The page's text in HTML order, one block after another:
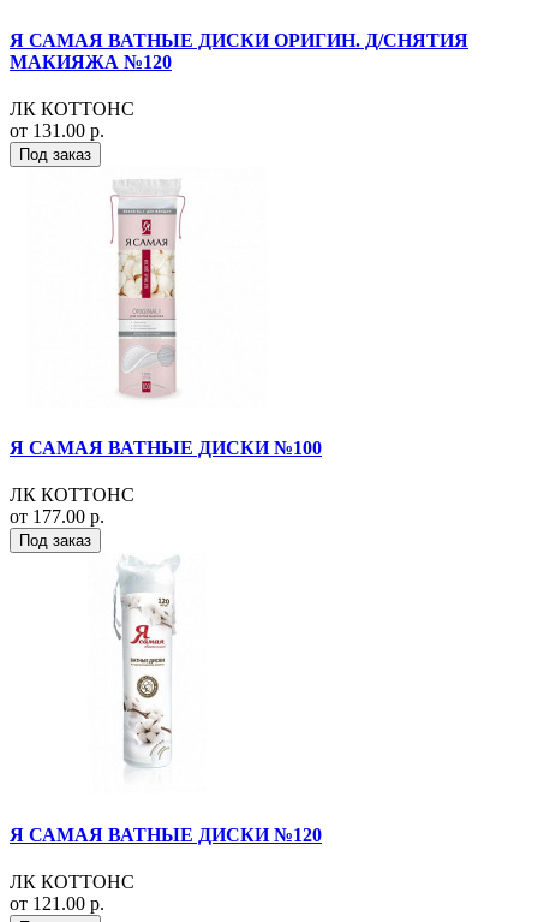
Я САМАЯ ВАТНЫЕ ДИСКИ ОРИГИН. Д/СНЯТИЯ
МАКИЯЖА №120
ЛК КОТТОНС
от 131.00 р.
Под заказ
Я САМАЯ ВАТНЫЕ ДИСКИ №100
ЛК КОТТОНС
от 177.00 р.
Под заказ
Я САМАЯ ВАТНЫЕ ДИСКИ №120
ЛК КОТТОНС
от 121.00 р.